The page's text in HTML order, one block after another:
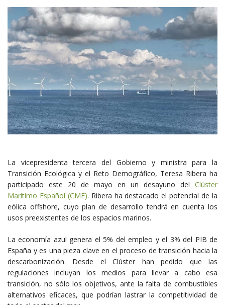
La vicepresidenta tercera del Gobierno y ministra para la
Transición Ecológica y el Reto Demográfico, Teresa Ribera ha
participado este 20 de mayo en un desayuno del Clúster
Marítimo Español (CME). Ribera ha destacado el potencial de la
eólica offshore, cuyo plan de desarrollo tendrá en cuenta los
usos preexistentes de los espacios marinos.
La economía azul genera el 5% del empleo y el 3% del PIB de
España y es una pieza clave en el proceso de transición hacia la
descarbonización. Desde el Clúster han pedido que las
regulaciones incluyan los medios para llevar a cabo esa
transición, no sólo los objetivos, ante la falta de combustibles
alternativos eficaces, que podrían lastrar la competitividad de